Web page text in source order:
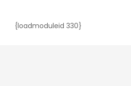
{loadmoduleid 330}